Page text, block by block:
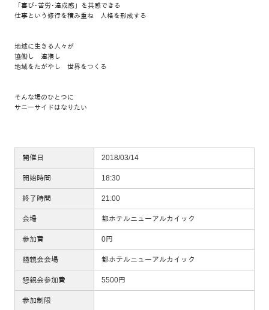
「喜び･苦労･達成感」を共感できる
仕事という修行を積み重ね 人格を形成する
地域に生きる人々が
協働し 連携し
地域をたがやし 世界をつくる
そんな場のひとつに
サニーサイドはなりたい
開催日 2018/03/14
開始時間 18:30
終了時間 21:00
会場 都ホテルニューアルカイック
参加費 0円
懇親会会場 都ホテルニューアルカイック
懇親会参加費 5500円
参加制限